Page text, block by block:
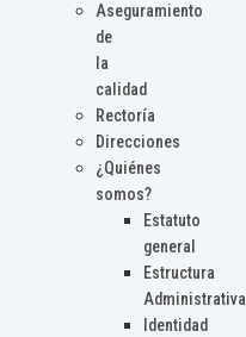
Aseguramiento
de
la
calidad
Rectoría
Direcciones
¿Quiénes
somos?
Estatuto
general
Estructura
Administrativa
Identidad